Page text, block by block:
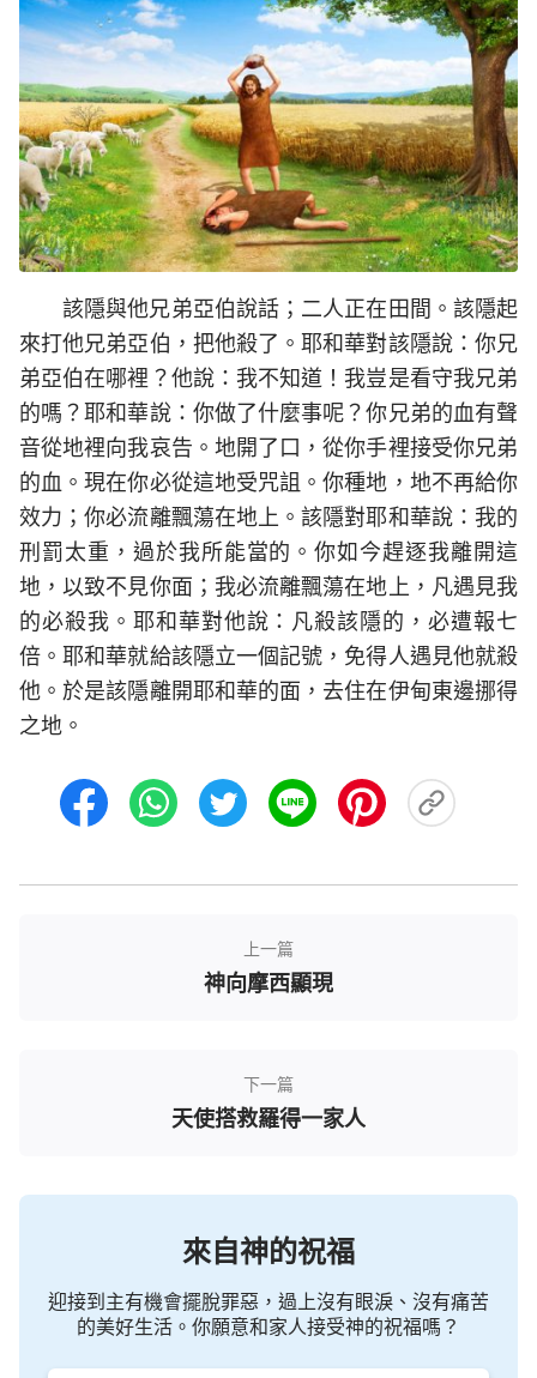
該隱與他兄弟亞伯說話；二人正在田間。該隱起
來打他兄弟亞伯，把他殺了。耶和華對該隱說：你兄
弟亞伯在哪裡？他說：我不知道！我豈是看守我兄弟
的嗎？耶和華說：你做了什麼事呢？你兄弟的血有聲
音從地裡向我哀告。地開了口，從你手裡接受你兄弟
的血。現在你必從這地受咒詛。你種地，地不再給你
效力；你必流離飄蕩在地上。該隱對耶和華說：我的
刑罰太重，過於我所能當的。你如今趕逐我離開這
地，以致不見你面；我必流離飄蕩在地上，凡遇見我
的必殺我。耶和華對他說：凡殺該隱的，必遭報七
倍。耶和華就給該隱立一個記號，免得人遇見他就殺
他。於是該隱離開耶和華的面，去住在伊甸東邊挪得
之地。
上一篇
神向摩西顯現
下一篇
天使搭救羅得一家人
來自神的祝福
迎接到主有機會擺脫罪惡，過上沒有眼淚、沒有痛苦
的美好生活。你願意和家人接受神的祝福嗎？